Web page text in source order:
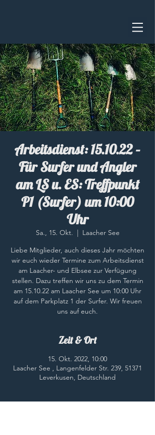
Arbeitsdienst: 15.10.22 –
Für Surfer und Angler
am LS u. ES: Treffpunkt
P1 (Surfer) um 10:00
Uhr
Sa., 15. Okt.
  |
Laacher See
Liebe Mitglieder, auch dieses Jahr möchten
wir euch wieder Termine zum Arbeitsdienst
am Laacher- und Elbsee zur Verfügung
stellen. Dazu treffen wir uns zu dem Termin
am 15.10.22 am Laacher See um 10:00 Uhr
auf dem Parkplatz 1 der Surfer. Wir freuen
uns auf euch.
Zeit & Ort
15. Okt. 2022, 10:00
Laacher See , Langenfelder Str. 239, 51371
Leverkusen, Deutschland